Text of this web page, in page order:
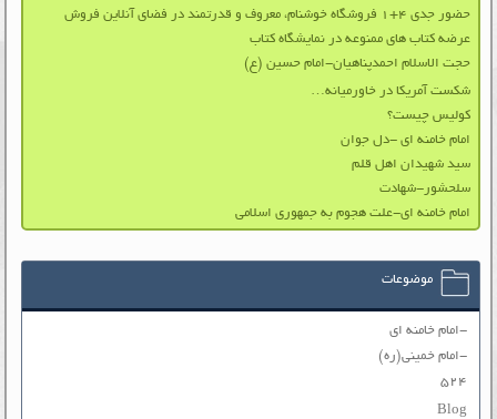
حضور جدی ۴+۱ فروشگاه خوشنام، معروف و قدرتمند در فضای آنلاین فروش
عرضه کتاب های ممنوعه در نمایشگاه کتاب
حجت الاسلام احمدپناهیان-امام حسین (ع)
شکست آمریکا در خاورمیانه…
کولیس چیست؟
امام خامنه ای -دل جوان
سيد شهيدان اهل قلم
سلحشور-شهادت
امام خامنه ای-علت هجوم به جمهوری اسلامی
موضوعات
-امام خامنه ای
-امام خمینی(ره)
۵۲۴
Blog